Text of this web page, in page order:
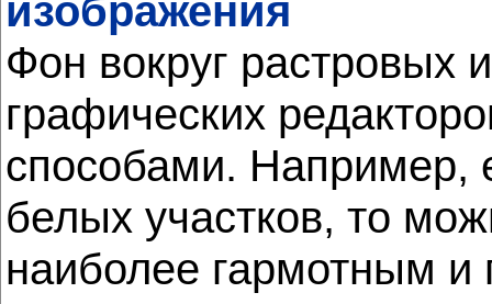
изображения
Фон вокруг растровых
графических
способами. Например,
белых участков, то
наиболее гармотным и